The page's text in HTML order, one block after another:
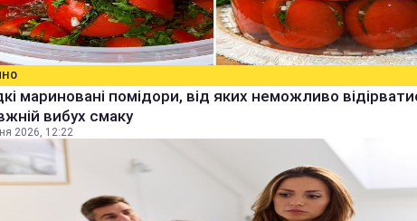
мариновані помідори, від яких неможливо
вибух смаку
2026, 12:22